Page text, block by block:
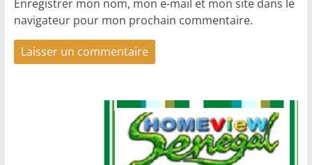
Enregistrer mon nom, mon e-mail et mon site dans le
navigateur pour mon prochain commentaire.